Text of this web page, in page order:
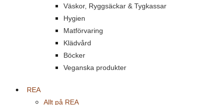
Väskor, Ryggsäckar & Tygkassar
Hygien
Matförvaring
Klädvård
Böcker
Veganska produkter
REA
Allt på REA